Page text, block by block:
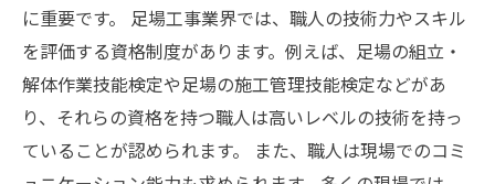
に重要です。 足場工事業界では、職人の技術力やスキル
を評価する資格制度があります。例えば、足場の組立・
解体作業技能検定や足場の施工管理技能検定などがあ
り、それらの資格を持つ職人は高いレベルの技術を持っ
ていることが認められます。 また、職人は現場でのコミ